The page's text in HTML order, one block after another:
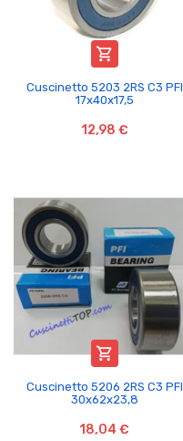

Cuscinetto 5203 2RS C3 PFI
17x40x17,5
12,98 €

Cuscinetto 5206 2RS C3 PFI
30x62x23,8
18,04 €